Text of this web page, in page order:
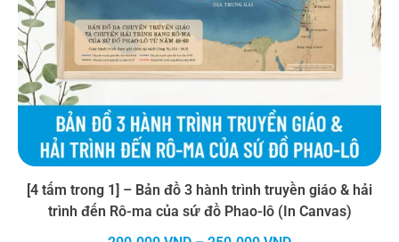
[4 tấm trong 1] – Bản đồ 3 hành trình truyền giáo & hải
trình đến Rô-ma của sứ đồ Phao-lô (In Canvas)
Khoảng